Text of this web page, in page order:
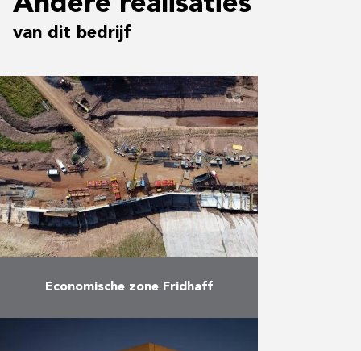
van dit bedrijf
Economische zone Fridhaff
van de heropwaardering van de